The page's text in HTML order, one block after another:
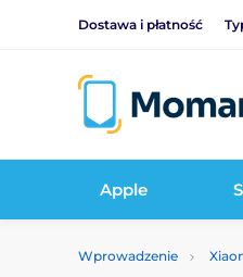
Dostawa i płatność
Apple
Wprowadzenie